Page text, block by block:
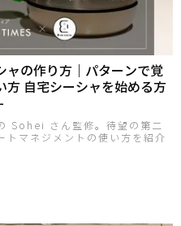
ャの作り方｜パターンで覚
方 自宅シーシャを始める方
Sohei さん監修。待望の第二
トマネジメントの使い方を紹介